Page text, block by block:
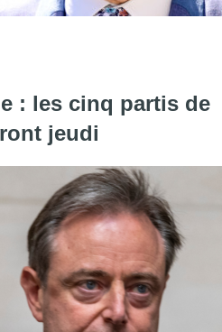
"Le formateur Bart De
: les cinq partis de
jeudi